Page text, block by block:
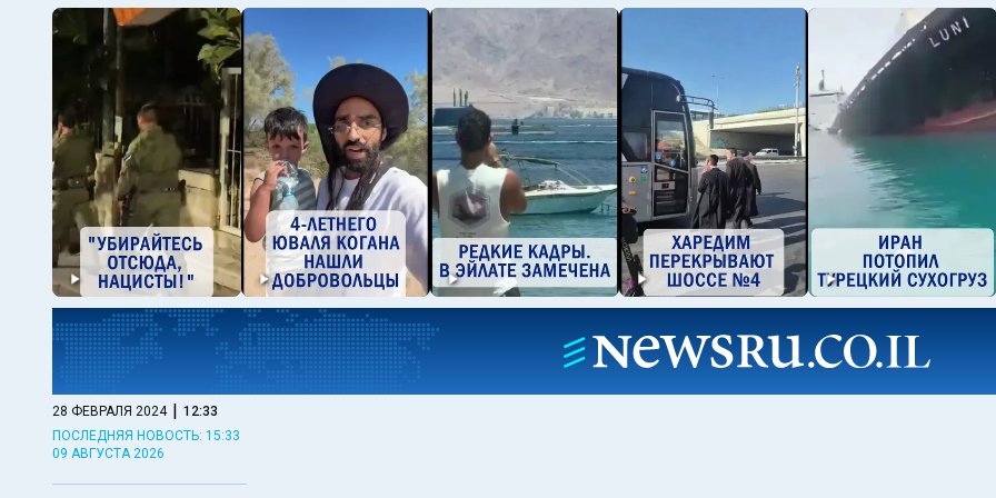
28 ФЕВРАЛЯ 2024 | 12:33
ПОСЛЕДНЯЯ НОВОСТЬ: 15:33
09 АВГУСТА 2026